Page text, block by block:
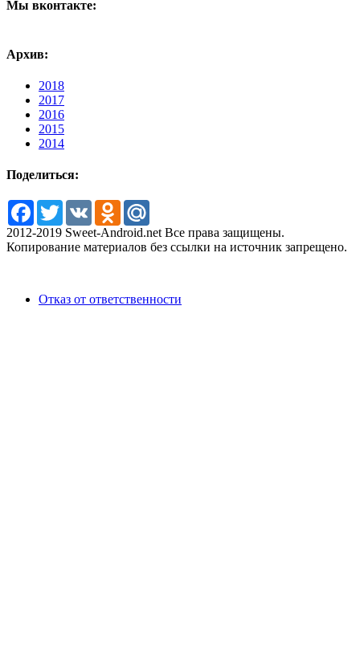
Мы вконтакте:
Архив:
2018
2017
2016
2015
2014
Поделиться:
Facebook
TwitterVK Odnoklassniki
2012-2019 Sweet-Android.net Все права защищены.
Копирование материалов без ссылки на источник запрещено.
Отказ от ответственности